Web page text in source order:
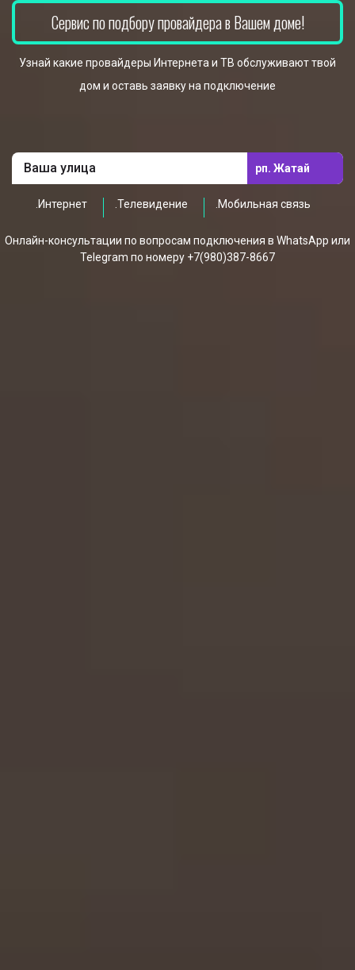
Сервис по подбору провайдера в Вашем доме!
Узнай какие провайдеры Интернета и ТВ обслуживают твой
дом и оставь заявку на подключение
рп. Жатай
.Интернет .Телевидение .Мобильная связь
Онлайн-консультации по вопросам подключения в WhatsApp или
Telegram по номеру +7(980)387-8667